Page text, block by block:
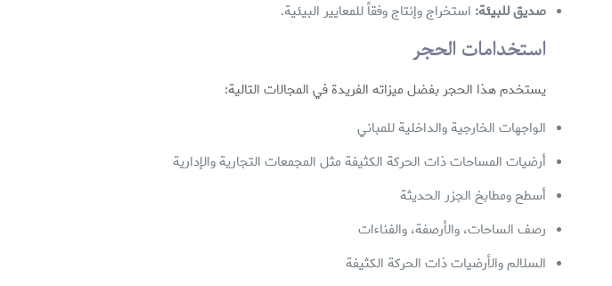
صديق للبيئة: استخراج وإنتاج وفقاً للمعايير البيئية.
استخدامات الحجر
يستخدم هذا الحجر بفضل ميزاته الفريدة في المجالات التالية:
الواجهات الخارجية والداخلية للمباني
أرضيات المساحات ذات الحركة الكثيفة مثل المجمعات التجارية والإدارية
أسطح ومطابخ الجزر الحديثة
رصف الساحات، والأرصفة، والفناءات
السلالم والأرضيات ذات الحركة الكثيفة